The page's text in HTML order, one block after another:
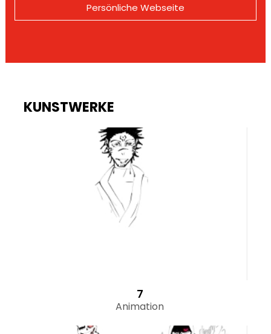
Persönliche Webseite
KUNSTWERKE
7
Animation